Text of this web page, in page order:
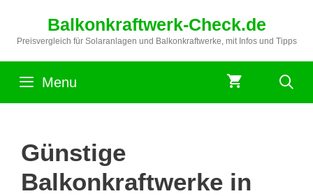
springen
Balkonkraftwerk-Check.de
Preisvergleich für Solaranlagen und Balkonkraftwerke, mit Infos und Tipps
Menu
Günstige
Balkonkraftwerke in